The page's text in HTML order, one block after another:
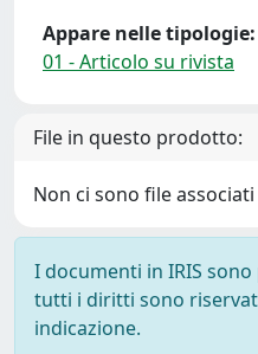
Appare nelle tipologie:
01 - Articolo su rivista
File in questo prodotto:
Non ci sono file
I documenti in IRIS
tutti i diritti sono
indicazione.